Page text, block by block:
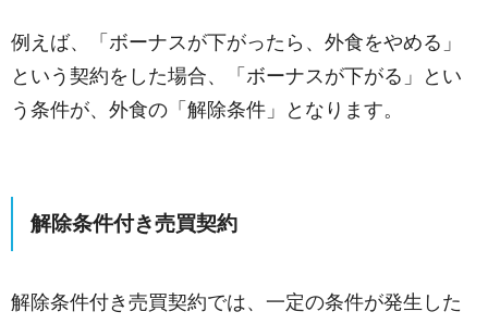
例えば、「ボーナスが下がったら、外食をやめる」
という契約をした場合、「ボーナスが下がる」とい
う条件が、外食の「解除条件」となります。
解除条件付き売買契約
解除条件付き売買契約では、一定の条件が発生した